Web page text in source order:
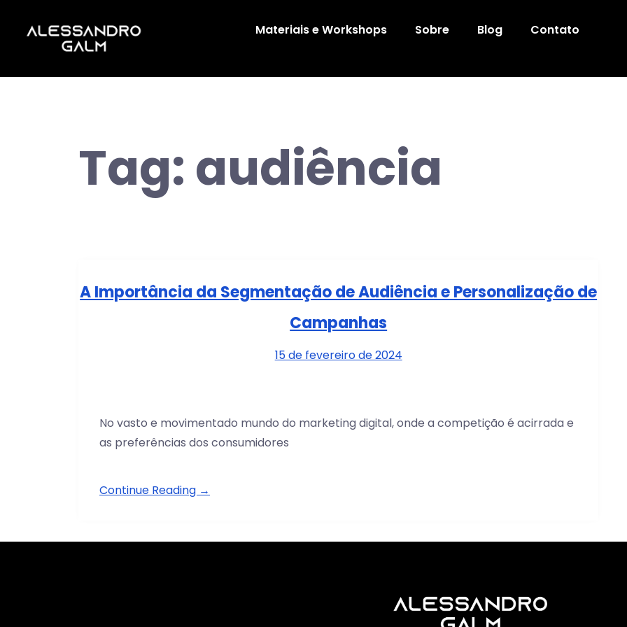
Materiais e Workshops Sobre Blog Contato
Tag: audiência
A Importância da Segmentação de Audiência e Personalização de
Campanhas
15 de fevereiro de 2024
No vasto e movimentado mundo do marketing digital, onde a competição é acirrada e
as preferências dos consumidores
Continue Reading →